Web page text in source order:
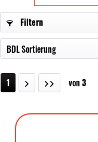
Filtern
1 von3